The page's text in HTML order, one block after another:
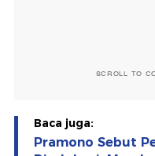
SCROLL TO
Baca juga:
Pramono Sebut